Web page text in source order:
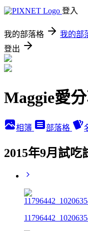
登入
我的部落格 我的部
登出
Maggie愛
相簿 部落格
2015年9月試吃